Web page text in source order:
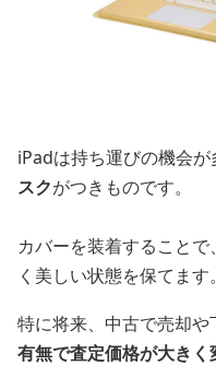
iPadは持ち運びの機会が
スクがつきものです。
カバーを装着すること
く美しい状態を保てます。
特に将来、中古で売却や
有無で査定価格が大きく